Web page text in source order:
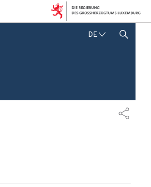
DED
SUCHFLED ANZEIGEN / SCHLIESSEN
T
E